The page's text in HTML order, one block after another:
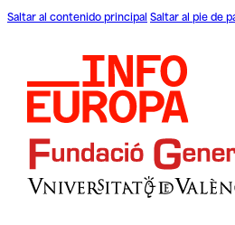
Saltar al contenido principal Saltar al pie de